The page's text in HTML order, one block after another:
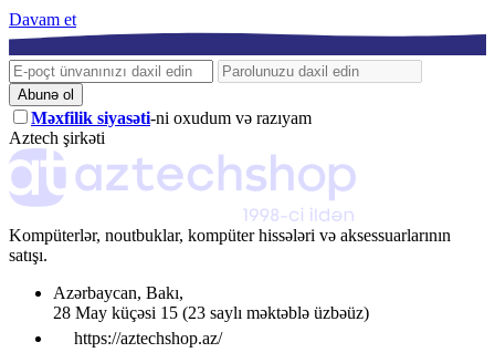
Davam et
Abunə ol
Məxfilik siyasəti-ni oxudum və razıyam
Aztech şirkəti
Kompüterlər, noutbuklar, kompüter hissələri və aksessuarlarının
satışı.
Azərbaycan, Bakı,
28 May küçəsi 15 (23 saylı məktəblə üzbəüz)
https://aztechshop.az/